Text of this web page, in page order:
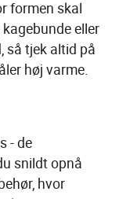
formen skal
eller
så tjek altid på
høj varme.
- de
snildt opnå
hvor